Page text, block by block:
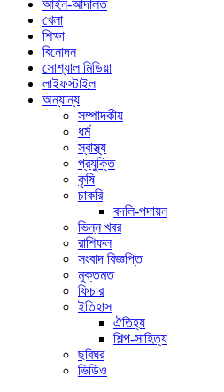
আইন-আদালত
খেলা
শিক্ষা
বিনোদন
সোশ্যাল মিডিয়া
লাইফস্টাইল
অন্যান্য
সম্পাদকীয়
ধর্ম
স্বাস্থ্য
প্রযুক্তি
কৃষি
চাকরি
বদলি-পদায়ন
ভিন্ন খবর
রাশিফল
সংবাদ বিজ্ঞপ্তি
মুক্তমত
ফিচার
ইতিহাস
ঐতিহ্য
শিল্প-সাহিত্য
ছবিঘর
ভিডিও